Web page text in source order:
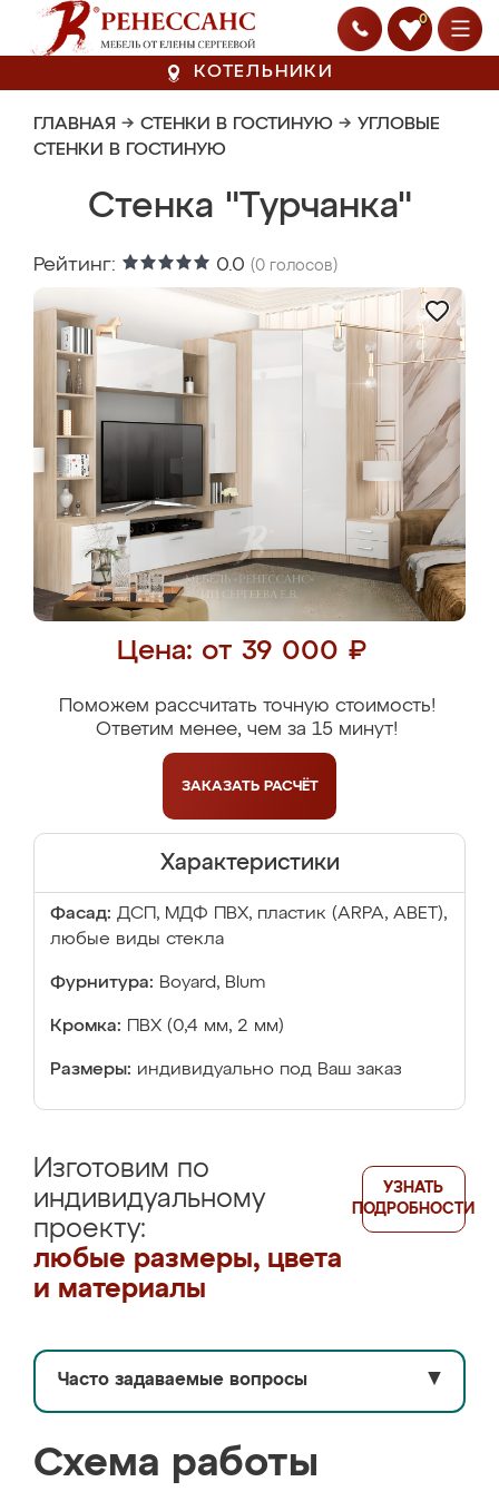
0
КОТЕЛЬНИКИ
ГЛАВНАЯ → СТЕНКИ В ГОСТИНУЮ → УГЛОВЫЕ
СТЕНКИ В ГОСТИНУЮ
Стенка "Турчанка"
Рейтинг: 0.0 (0 голосов)
Цена: от 39 000 ₽
Поможем рассчитать точную стоимость!
Ответим менее, чем за 15 минут!
ЗАКАЗАТЬ РАСЧЁТ
Характеристики
Фасад: ДСП, МДФ ПВХ, пластик (ARPA, ABET),
любые виды стекла
Фурнитура: Boyard, Blum
Кромка: ПВХ (0,4 мм, 2 мм)
Размеры: индивидуально под Ваш заказ
Изготовим по
индивидуальному
проекту:
любые размеры, цвета
и материалы
УЗНАТЬ
ПОДРОБНОСТИ
Часто задаваемые вопросы ▼
Схема работы